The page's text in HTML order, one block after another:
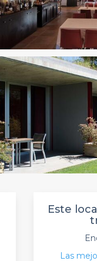
Este
Las